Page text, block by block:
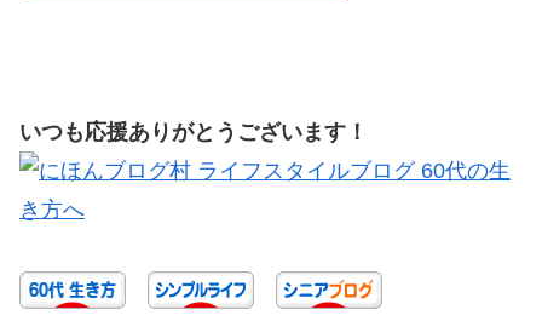
いつも応援ありがとうございます！